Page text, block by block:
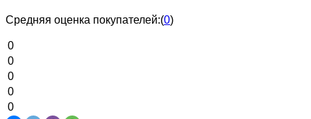
Средняя оценка покупателей:(0)
0
0
0
0
0